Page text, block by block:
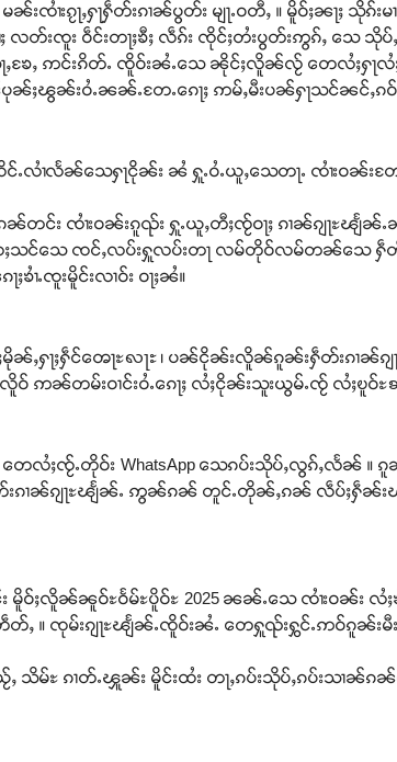
ၢႆးၵႂႃႇႁႃႁဵတ်းၵၢၼ်ပွတ်း မျႃႉဝတီႇ ။ မိူဝ်ႈၼႃႈ သိုၵ်း
လတ်းၸူး ဝဵင်းတႃႈၶီႈ လဵၵ်း ၸိုင်ႈတႆးပွတ်းဢွၵ်ႇ သေ သိုပ်
ႃႇသႃႇၶႄႇ ဢင်းၵိတ်ႉ ၸိူဝ်းၼႆႉသေ ၼိုင်ႈလိူၼ်လႂ် တေလႆႈ
ပုၼ်ႈၽွၼ်းဝႆႉၼၼ်ႉတႄႉၵေႃႈ ဢမ်ႇမီးပၼ်ႁႃသင်ၼင်ႇၵ
လၢႆလႅၼ်သေႁႃငိုၼ်း ၼႆ ႁူႉဝႆႉယူႇသေတႃႉ ၸၢႆးဝၼ်းတ
ၼ်တင်း ၸၢႆးဝၼ်းၵူၺ်း ႁူႉယူႇတီႈၸႂ်ဝႃႈ ၵၢၼ်ၵျႃႊၽ
င်သေ ၸင်ႇလပ်းႁူလပ်းတႃ လမ်တိုဝ်လမ်တၼ်သေ ႁဵတ်း ။ ပ
ၶၢႆႉၸူးမိူင်းလၢဝ်း ဝႃႈၼႆ။
ႁႃႈႁဵင်ၻေႃႊꩮႃႊ ၊ ပၼ်ငိုၼ်းလိူၼ်ၵူၼ်းႁဵတ်းၵၢၼ်ၵျ
လိူဝ် ဢၼ်တမ်းဝၢင်းဝႆႉၵေႃႈ လႆႈငိုၼ်းသူးယွမ်ႉၸႂ် လႆႈၿူဝ်
ႈၸႂ်ႉတိုဝ်း WhatsApp သေၵပ်းသိုပ်ႇလွၵ်ႇလႅၼ် ။ ၵူ
ၢၼ်ၵျႃႊၽျႅၼ်ႉ ဢွၼ်ၵၼ် တူင်ႉတိုၼ်ႇၵၼ် လဵပ်ႈႁဵၼ်းၽ
မိူဝ်ႈလိူၼ်ၼူဝ်ႊဝႅမ်ႊပိူဝ်ႊ 2025 ၼၼ်ႉသေ ၸၢႆးဝၼ်း လႆႈၶ
ႇ ။ ၸုမ်းၵျႃႊၽျႅၼ်ႉၸိူဝ်းၼႆႉ တေႁူၺ်းႁွင်ႉဢဝ်ၵူၼ်း
သိမ်ႊ ၵၢတ်ႉၾူၼ်း မိူင်းထႆး တႃႇၵပ်းသိုပ်ႇၵပ်းသၢၼ်ၵ